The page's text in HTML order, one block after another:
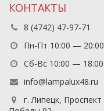
КОНТАКТЫ
8 (4742) 47-97-71
Пн-Пт 10:00 — 20:00
Сб-Вс 10:00 — 18:00
info@lampalux48.ru
г. Липецк, Проспект